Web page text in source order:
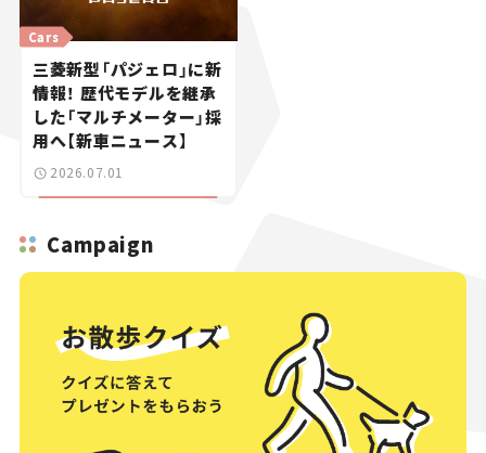
Cars
三菱新型「パジェロ」に新
情報！ 歴代モデルを継承
した「マルチメーター」採
用へ【新車ニュース】
2026.07.01
Campaign